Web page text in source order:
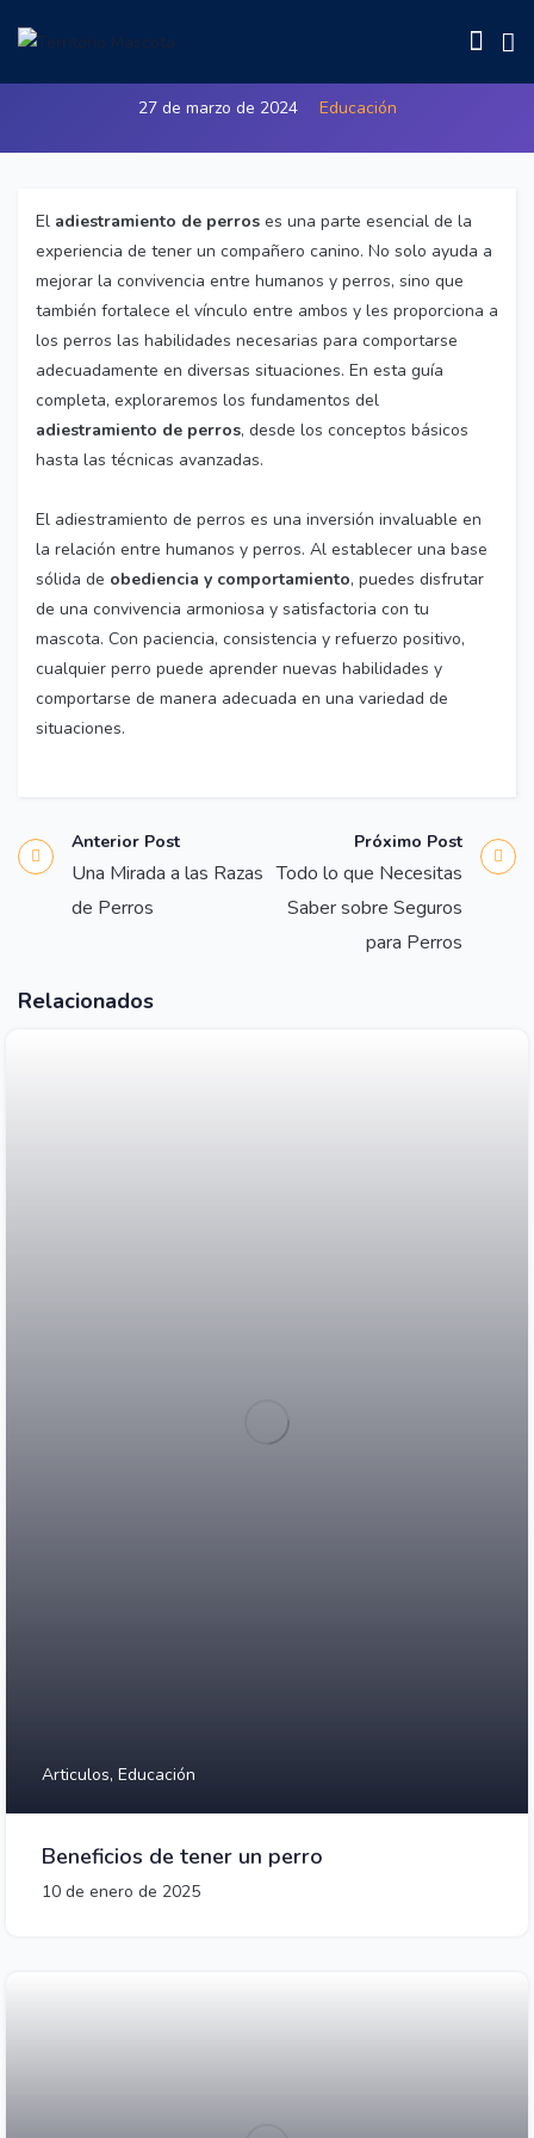
Adiestramiento Exitoso de Perros
27 de marzo de 2024 Educación
El adiestramiento de perros es una parte esencial de la
experiencia de tener un compañero canino. No solo ayuda a
mejorar la convivencia entre humanos y perros, sino que
también fortalece el vínculo entre ambos y les proporciona a
los perros las habilidades necesarias para comportarse
adecuadamente en diversas situaciones. En esta guía
completa, exploraremos los fundamentos del
adiestramiento de perros, desde los conceptos básicos
hasta las técnicas avanzadas.
El adiestramiento de perros es una inversión invaluable en
la relación entre humanos y perros. Al establecer una base
sólida de obediencia y comportamiento, puedes disfrutar
de una convivencia armoniosa y satisfactoria con tu
mascota. Con paciencia, consistencia y refuerzo positivo,
cualquier perro puede aprender nuevas habilidades y
comportarse de manera adecuada en una variedad de
situaciones.
Anterior Post
Una Mirada a las Razas
de Perros
Próximo Post
Todo lo que Necesitas
Saber sobre Seguros
para Perros
Relacionados
Articulos, Educación
Beneficios de tener un perro
10 de enero de 2025